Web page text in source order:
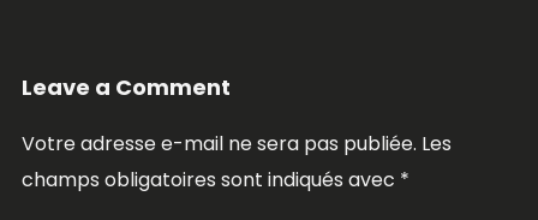
Leave a Comment
Votre adresse e-mail ne sera pas publiée. Les
champs obligatoires sont indiqués avec *